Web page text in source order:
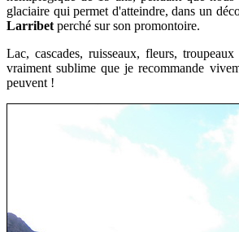
glaciaire qui permet d'atteindre, dans un
Larribet perché sur son promontoire.
Lac, cascades, ruisseaux, fleurs,
vraiment sublime que je recommande
peuvent !